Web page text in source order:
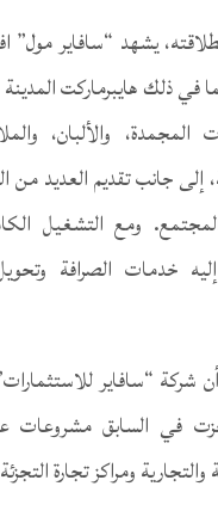
يشهد “سافاير مول”
في ذلك هايبرماركت
والألبان،
إلى جانب تقديم العديد
ومع التشغيل
خدمات الصرافة
شركة “سافاير
في السابق مشروعات
ومراكز تجارة